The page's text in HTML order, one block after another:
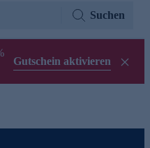
Suchen
Gutschein aktivieren